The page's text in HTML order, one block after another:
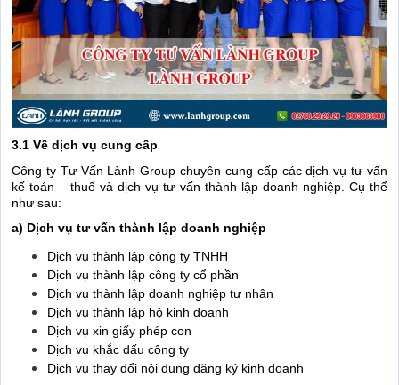
3.1 Về dịch vụ cung cấp
Công ty Tư Vấn Lành Group chuyên cung cấp các dịch vụ tư vấn
kế toán – thuế và dịch vụ tư vấn thành lập doanh nghiệp. Cụ thể
như sau:
a) Dịch vụ tư vấn thành lập doanh nghiệp
Dịch vụ thành lập công ty TNHH
Dịch vụ thành lập công ty cổ phần
Dịch vụ thành lập doanh nghiệp tư nhân
Dịch vụ thành lập hộ kinh doanh
Dịch vụ xin giấy phép con
Dịch vụ khắc dấu công ty
Dịch vụ thay đổi nội dung đăng ký kinh doanh